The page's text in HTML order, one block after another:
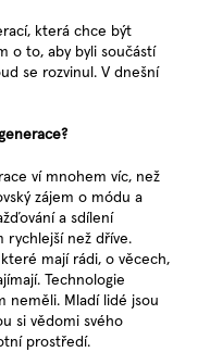
která chce být
o to, aby byli součástí
se rozvinul. V dnešní
ví mnohem víc, než
zájem o módu a
a sdílení
rychlejší než dříve.
mají rádi, o věcech,
Technologie
neměli. Mladí lidé jsou
si vědomi svého
prostředí.